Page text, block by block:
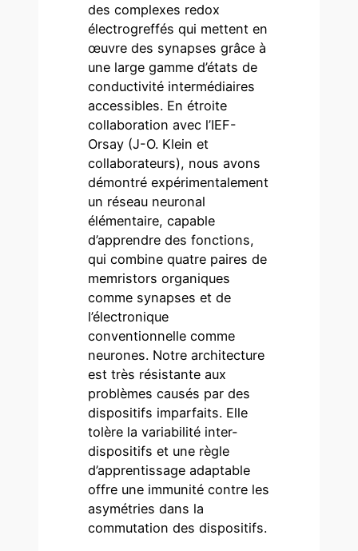
des complexes redox
électrogreffés qui mettent en
œuvre des synapses grâce à
une large gamme d’états de
conductivité intermédiaires
accessibles. En étroite
collaboration avec l’IEF-
Orsay (J-O. Klein et
collaborateurs), nous avons
démontré expérimentalement
un réseau neuronal
élémentaire, capable
d’apprendre des fonctions,
qui combine quatre paires de
memristors organiques
comme synapses et de
l’électronique
conventionnelle comme
neurones. Notre architecture
est très résistante aux
problèmes causés par des
dispositifs imparfaits. Elle
tolère la variabilité inter-
dispositifs et une règle
d’apprentissage adaptable
offre une immunité contre les
asymétries dans la
commutation des dispositifs.